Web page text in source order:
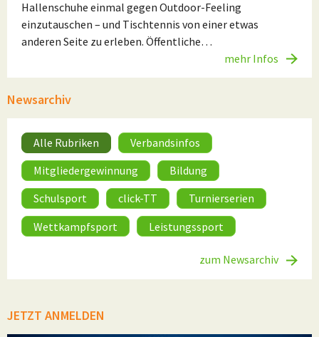
Hallenschuhe einmal gegen Outdoor-Feeling
einzutauschen – und Tischtennis von einer etwas
anderen Seite zu erleben. Öffentliche…
mehr Infos
Newsarchiv
Alle Rubriken
Verbandsinfos
Mitgliedergewinnung
Bildung
Schulsport
click-TT
Turnierserien
Wettkampfsport
Leistungssport
zum Newsarchiv
JETZT ANMELDEN